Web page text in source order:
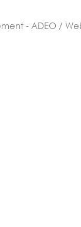
- ADEO /